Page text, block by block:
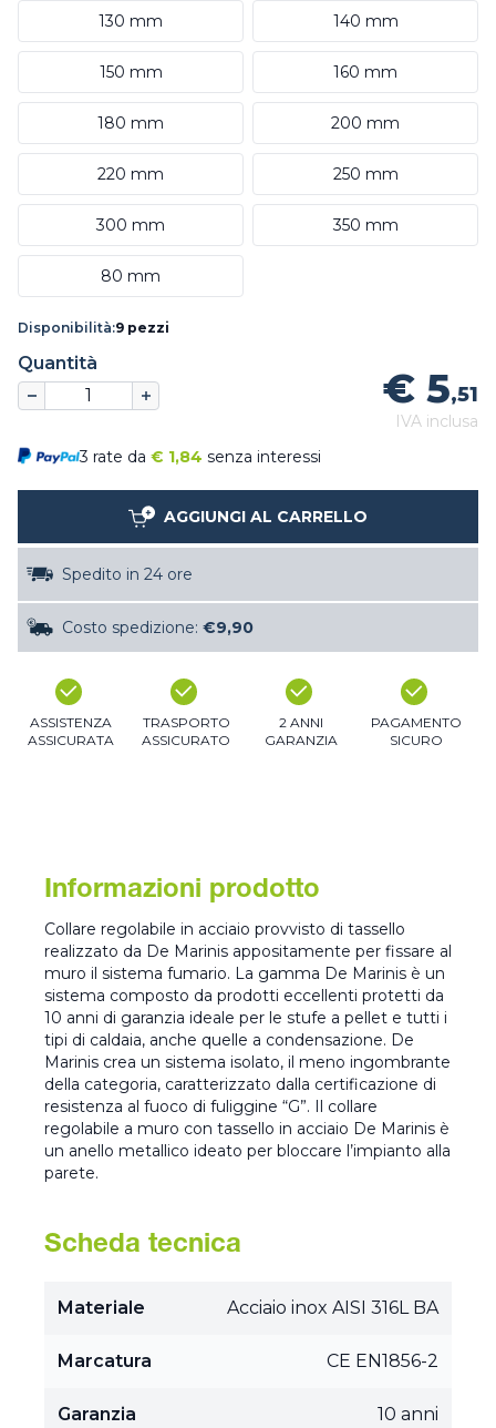
130 mm 140 mm
150 mm 160 mm
180 mm 200 mm
220 mm 250 mm
300 mm 350 mm
80 mm
Disponibilità:9 pezzi
Quantità
€ 5,51
IVA inclusa
3 rate da € 1,84 senza interessi
AGGIUNGI AL CARRELLO
Spedito in 24 ore
Costo spedizione: €9,90
ASSISTENZA
ASSICURATA
TRASPORTO
ASSICURATO
2 ANNI
GARANZIA
PAGAMENTO
SICURO
Informazioni prodotto
Collare regolabile in acciaio provvisto di tassello
realizzato da De Marinis appositamente per fissare al
muro il sistema fumario. La gamma De Marinis è un
sistema composto da prodotti eccellenti protetti da
10 anni di garanzia ideale per le stufe a pellet e tutti i
tipi di caldaia, anche quelle a condensazione. De
Marinis crea un sistema isolato, il meno ingombrante
della categoria, caratterizzato dalla certificazione di
resistenza al fuoco di fuliggine “G”. Il collare
regolabile a muro con tassello in acciaio De Marinis è
un anello metallico ideato per bloccare l’impianto alla
parete.
Scheda tecnica
Materiale Acciaio inox AISI 316L BA
Marcatura CE EN1856-2
Garanzia 10 anni